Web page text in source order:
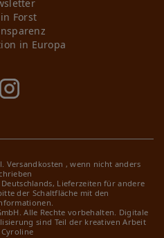
Forst
in Europa
Versandkosten , wenn nicht anders
Lieferzeiten für andere
der Schaltfläche mit den
Alle Rechte vorbehalten. Digitale
sind Teil der kreativen Arbeit